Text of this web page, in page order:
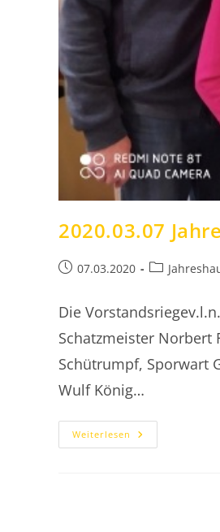
2020.03.07
Beitrag07.03.2020
Beitrags-
Die
Schatzmeister Norbert
Schütrumpf, Sporwart
Wulf König…
Weiterlesen 2020.03.07